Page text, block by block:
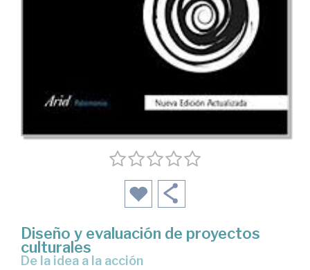
Diseño y evaluación de proyectos
culturales
de la idea a la acción